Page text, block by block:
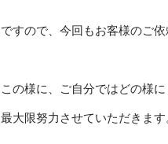
ですので、今回もお客様のご
この様に、ご自分ではどの様
最大限努力させていただきます